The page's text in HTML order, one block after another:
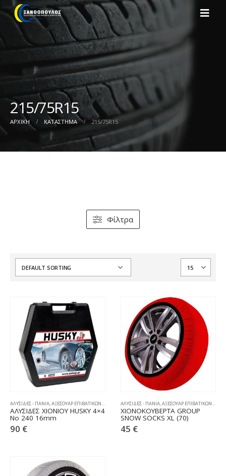
215/75R15
ΑΡΧΙΚΉ ΚΑΤΆΣΤΗΜΑ 215/75R15
Φίλτρα
ΑΛΥΣΙΔΕΣ - ΠΑΝΙΑ,ΑΞΕΣΟΥΑΡ ΕΠΙΒΑΤΙΚΩΝ,ΧΙΟΝΟΑΛΥΣΙΔΕΣ
ΑΛΥΣΙΔΕΣ ΧΙΟΝΙΟΥ HUSKY 4×4
No 240 16mm
90 €
ΑΛΥΣΙΔΕΣ - ΠΑΝΙΑ,ΑΞΕΣΟΥΑΡ ΕΠΙΒΑΤΙΚΩΝ,
ΧΙΟΝΟΚΟΥΒΕΡΤΑ GROUP
SNOW SOCKS XL (70)
45 €